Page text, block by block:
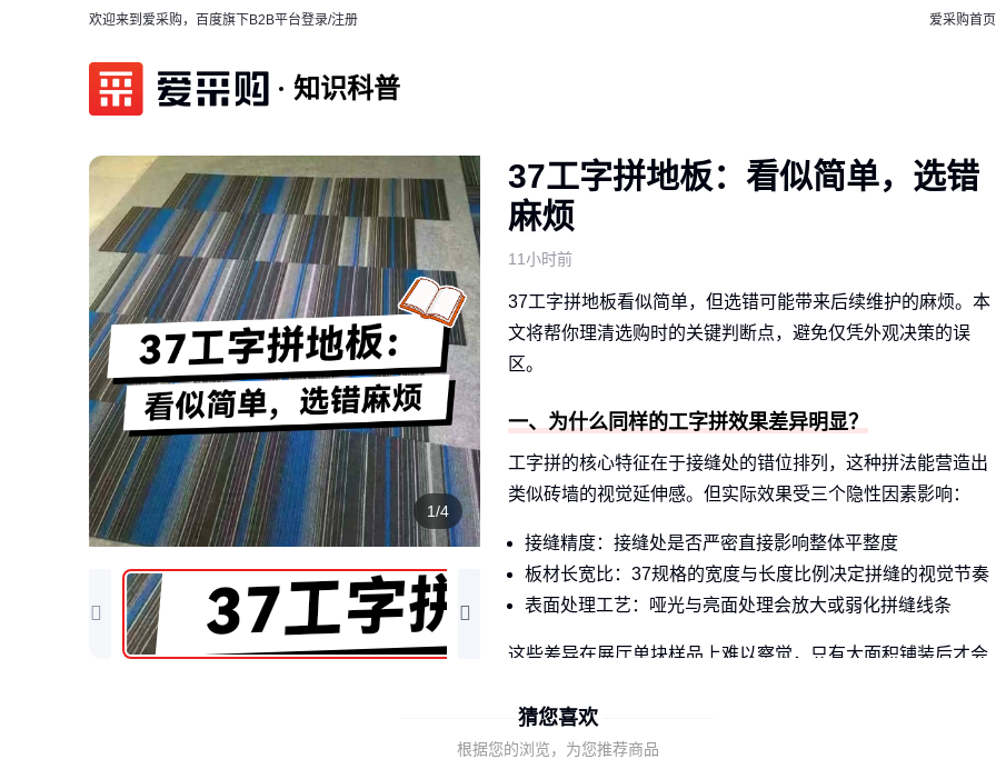
欢迎来到爱采购，百度旗下B2B平台登录/注册 爱采购首页
知识科普
1/4
37工字拼地板：看似简单，选错
麻烦
11小时前
37工字拼地板看似简单，但选错可能带来后续维护的麻烦。本
文将帮你理清选购时的关键判断点，避免仅凭外观决策的误
区。
一、为什么同样的工字拼效果差异明显？
工字拼的核心特征在于接缝处的错位排列，这种拼法能营造出
类似砖墙的视觉延伸感。但实际效果受三个隐性因素影响：
接缝精度：接缝处是否严密直接影响整体平整度
板材长宽比：37规格的宽度与长度比例决定拼缝的视觉节奏
表面处理工艺：哑光与亮面处理会放大或弱化拼缝线条
这些差异在展厅单块样品上难以察觉，只有大面积铺装后才会
二、实木与复合工字拼该如何取舍？
猜您喜欢
根据您的浏览，为您推荐商品